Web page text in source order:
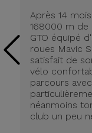
Après 14
168000 m de
GTO équipé
roues Mavic
satisfait de
vélo
parcours
néanmoins
club un peu